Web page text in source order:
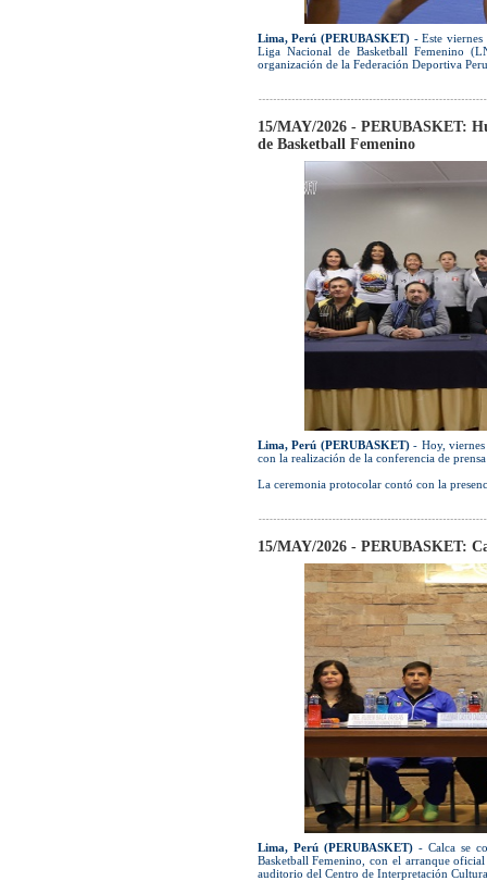
Lima, Perú (PERUBASKET)- Este viernes
Liga Nacional de Basketball Femenino
organización de la Federación Deportiva
15/MAY/2026 - PERUBASKET:
de Basketball Femenino
Lima, Perú (PERUBASKET)- Hoy, viernes
con la realización de la conferencia de
La ceremonia protocolar contó con la
15/MAY/2026 - PERUBASKET:
Lima, Perú (PERUBASKET)- Calca se
Basketball Femenino, con el arranque
auditorio del Centro de Interpretación